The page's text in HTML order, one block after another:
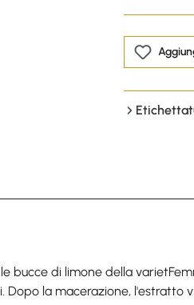
di limone della
la macerazione,